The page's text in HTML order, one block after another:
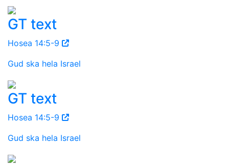
GT text
Hosea 14:5-9
Gud ska hela Israel
GT text
Hosea 14:5-9
Gud ska hela Israel